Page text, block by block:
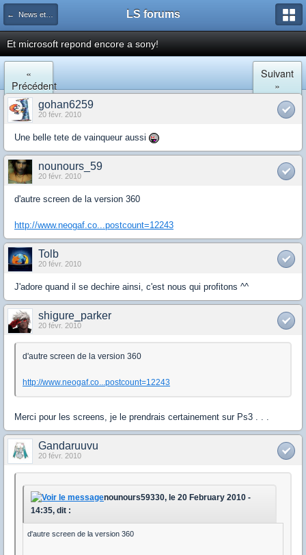
← News et actualités postées sur LS LS forums
Et microsoft repond encore a sony!
«
Précédent
Suivant
»
gohan6259
20 févr. 2010
Une belle tete de vainqueur aussi
nounours_59
20 févr. 2010
d'autre screen de la version 360
http://www.neogaf.co...postcount=12243
Tolb
20 févr. 2010
J'adore quand il se dechire ainsi, c'est nous qui profitons ^^
shigure_parker
20 févr. 2010
d'autre screen de la version 360
http://www.neogaf.co...postcount=12243
Merci pour les screens, je le prendrais certainement sur Ps3 . . .
Gandaruuvu
20 févr. 2010
nounours59330, le 20 February 2010 -
14:35, dit :
d'autre screen de la version 360